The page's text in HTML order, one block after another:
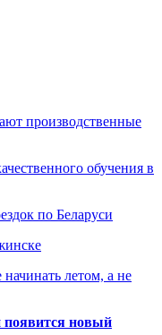
производственные
обучения в
по Беларуси
летом, а не
появится новый